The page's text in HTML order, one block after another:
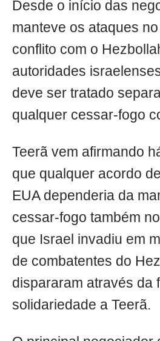
Desde o início das
manteve os ataques
conflito com o
autoridades
deve ser tratado
qualquer cessar-fogo
Teerã vem afirmando
que qualquer acordo
EUA dependeria da
cessar-fogo também
que Israel invadiu em
de combatentes do
dispararam através da
solidariedade a Teerã.